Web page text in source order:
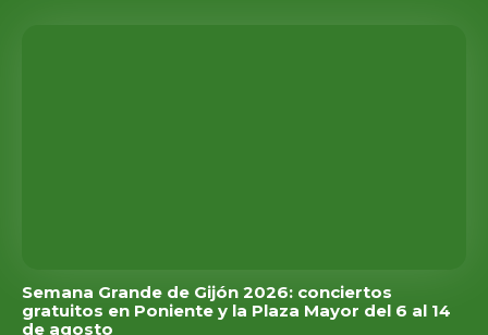
Semana Grande de Gijón 2026: conciertos
gratuitos en Poniente y la Plaza Mayor del 6 al 14
de agosto